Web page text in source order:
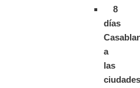
8
días
a
las
ciudades